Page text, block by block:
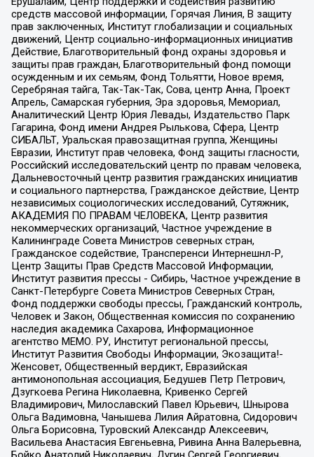
средств массовой информации, Горячая Линия, В защиту
прав заключенных, Институт глобализации и социальных
движений, Центр социально-информационных инициатив
Действие, Благотворительный фонд охраны здоровья и
защиты прав граждан, Благотворительный фонд помощи
осужденным и их семьям, Фонд Тольятти, Новое время,
Серебряная тайга, Так-Так-Так, Сова, центр Анна, Проект
Апрель, Самарская губерния, Эра здоровья, Мемориал,
Аналитический Центр Юрия Левады, Издательство Парк
Гагарина, Фонд имени Андрея Рылькова, Сфера, Центр
СИБАЛЬТ, Уральская правозащитная группа, Женщины
Евразии, Институт прав человека, Фонд защиты гласности,
Российский исследовательский центр по правам человека,
Дальневосточный центр развития гражданских инициатив
и социального партнерства, Гражданское действие, Центр
независимых социологических исследований, Сутяжник,
АКАДЕМИЯ ПО ПРАВАМ ЧЕЛОВЕКА, Центр развития
некоммерческих организаций, Частное учреждение в
Калининграде Совета Министров северных стран,
Гражданское содействие, Трансперенси Интернешнл-Р,
Центр Защиты Прав Средств Массовой Информации,
Институт развития прессы - Сибирь, Частное учреждение в
Санкт-Петербурге Совета Министров Северных Стран,
Фонд поддержки свободы прессы, Гражданский контроль,
Человек и Закон, Общественная комиссия по сохранению
наследия академика Сахарова, Информационное
агентство МЕМО. РУ, Институт региональной прессы,
Институт Развития Свободы Информации, Экозащита!-
Женсовет, Общественный вердикт, Евразийская
антимонопольная ассоциация, Бедушев Петр Петрович,
Дзугкоева Регина Николаевна, Кривенко Сергей
Владимирович, Милославский Павел Юрьевич, Шнырова
Ольга Вадимовна, Чанышева Лилия Айратовна, Сидорович
Ольга Борисовна, Туровский Александр Алексеевич,
Васильева Анастасия Евгеньевна, Ривина Анна Валерьевна,